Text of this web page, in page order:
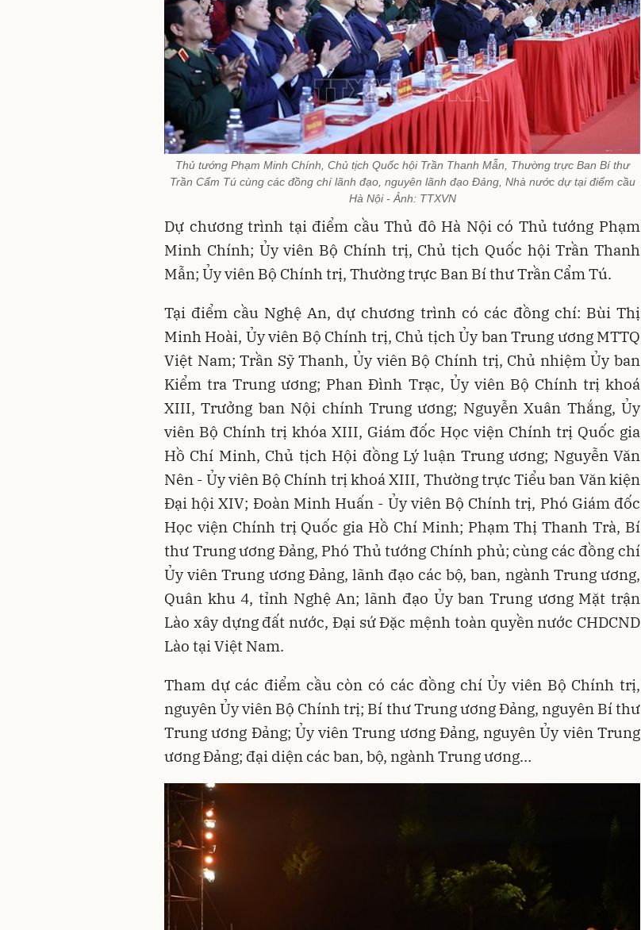
Thủ tướng Phạm Minh Chính, Chủ tịch Quốc hội Trần Thanh Mẫn, Thường trực Ban Bí thư
Trần Cẩm Tú cùng các đồng chí lãnh đạo, nguyên lãnh đạo Đảng, Nhà nước dự tại điểm cầu
Hà Nội - Ảnh: TTXVN
Dự chương trình tại điểm cầu Thủ đô Hà Nội có Thủ tướng Phạm
Minh Chính; Ủy viên Bộ Chính trị, Chủ tịch Quốc hội Trần Thanh
Mẫn; Ủy viên Bộ Chính trị, Thường trực Ban Bí thư Trần Cẩm Tú.
Tại điểm cầu Nghệ An, dự chương trình có các đồng chí: Bùi Thị
Minh Hoài, Ủy viên Bộ Chính trị, Chủ tịch Ủy ban Trung ương MTTQ
Việt Nam; Trần Sỹ Thanh, Ủy viên Bộ Chính trị, Chủ nhiệm Ủy ban
Kiểm tra Trung ương; Phan Đình Trạc, Ủy viên Bộ Chính trị khoá
XIII, Trưởng ban Nội chính Trung ương; Nguyễn Xuân Thắng, Ủy
viên Bộ Chính trị khóa XIII, Giám đốc Học viện Chính trị Quốc gia
Hồ Chí Minh, Chủ tịch Hội đồng Lý luận Trung ương; Nguyễn Văn
Nên - Ủy viên Bộ Chính trị khoá XIII, Thường trực Tiểu ban Văn kiện
Đại hội XIV; Đoàn Minh Huấn - Ủy viên Bộ Chính trị, Phó Giám đốc
Học viện Chính trị Quốc gia Hồ Chí Minh; Phạm Thị Thanh Trà, Bí
thư Trung ương Đảng, Phó Thủ tướng Chính phủ; cùng các đồng chí
Ủy viên Trung ương Đảng, lãnh đạo các bộ, ban, ngành Trung ương,
Quân khu 4, tỉnh Nghệ An; lãnh đạo Ủy ban Trung ương Mặt trận
Lào xây dựng đất nước, Đại sứ Đặc mệnh toàn quyền nước CHDCND
Lào tại Việt Nam.
Tham dự các điểm cầu còn có các đồng chí Ủy viên Bộ Chính trị,
nguyên Ủy viên Bộ Chính trị; Bí thư Trung ương Đảng, nguyên Bí thư
Trung ương Đảng; Ủy viên Trung ương Đảng, nguyên Ủy viên Trung
ương Đảng; đại diện các ban, bộ, ngành Trung ương…